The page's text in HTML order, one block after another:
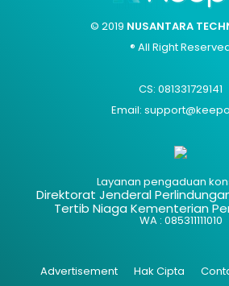
© 2019 NUSANTARA
® All Right
CS: 081331729141
Email:
Layanan pengaduan
Direktorat Jenderal
Tertib Niaga Kementerian
WA : 085311111010
Advertisement Hak Cipta